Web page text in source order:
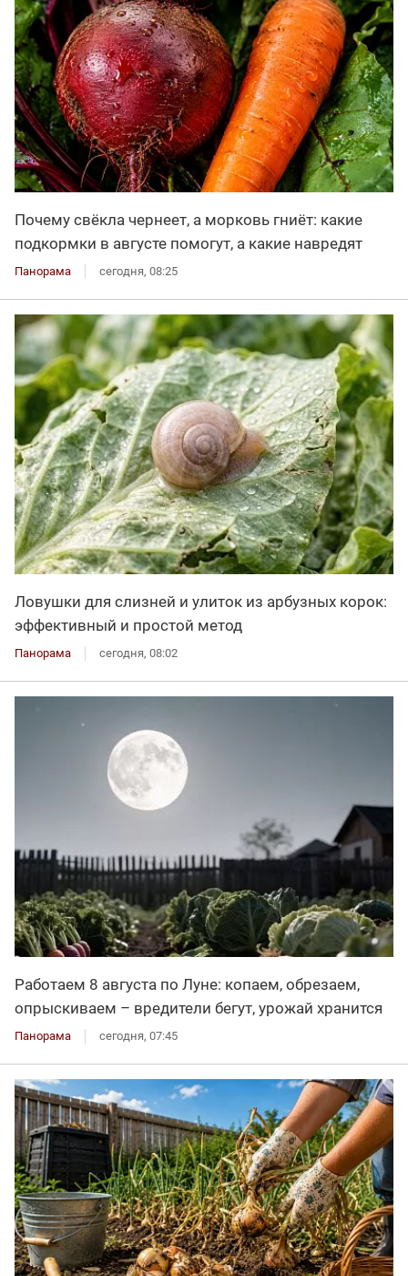
Почему свёкла чернеет, а морковь гниёт: какие
подкормки в августе помогут, а какие навредят
Панорама сегодня, 08:25
Ловушки для слизней и улиток из арбузных корок:
эффективный и простой метод
Панорама сегодня, 08:02
Работаем 8 августа по Луне: копаем, обрезаем,
опрыскиваем – вредители бегут, урожай хранится
Панорама сегодня, 07:45